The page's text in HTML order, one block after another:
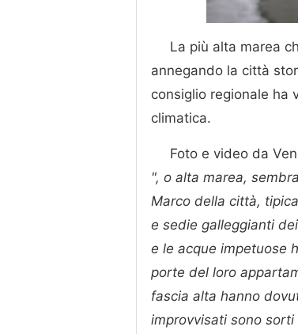
La più alta marea
annegando la città
consiglio regionale ha
climatica.
Foto e video da
", o alta marea,
Marco della città,
e sedie galleggianti
e le acque impetuose
porte del loro
fascia alta hanno
improvvisati sono